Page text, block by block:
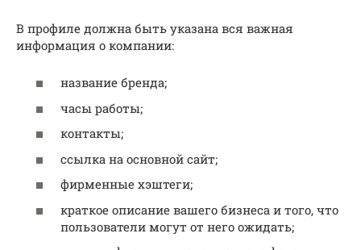
В профиле должна быть указана вся важная
информация о компании:
название бренда;
часы работы;
контакты;
ссылка на основной сайт;
фирменные хэштеги;
краткое описание вашего бизнеса и того, что
пользователи могут от него ожидать;